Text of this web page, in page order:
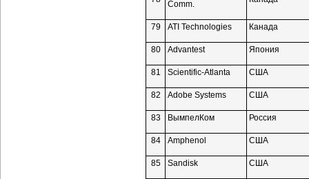
Comm.
79 ATI Technologies Канада
80 Advantest Япония
81 Scientific-Atlanta США
82 Adobe Systems США
83 ВымпелКом Россия
84 Amphenol США
85 Sandisk США